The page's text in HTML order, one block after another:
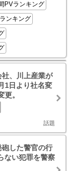
PVランキング
ンキング
、川上産業が
1日より社名変
。
話題
した警官の行
ない犯罪を警察